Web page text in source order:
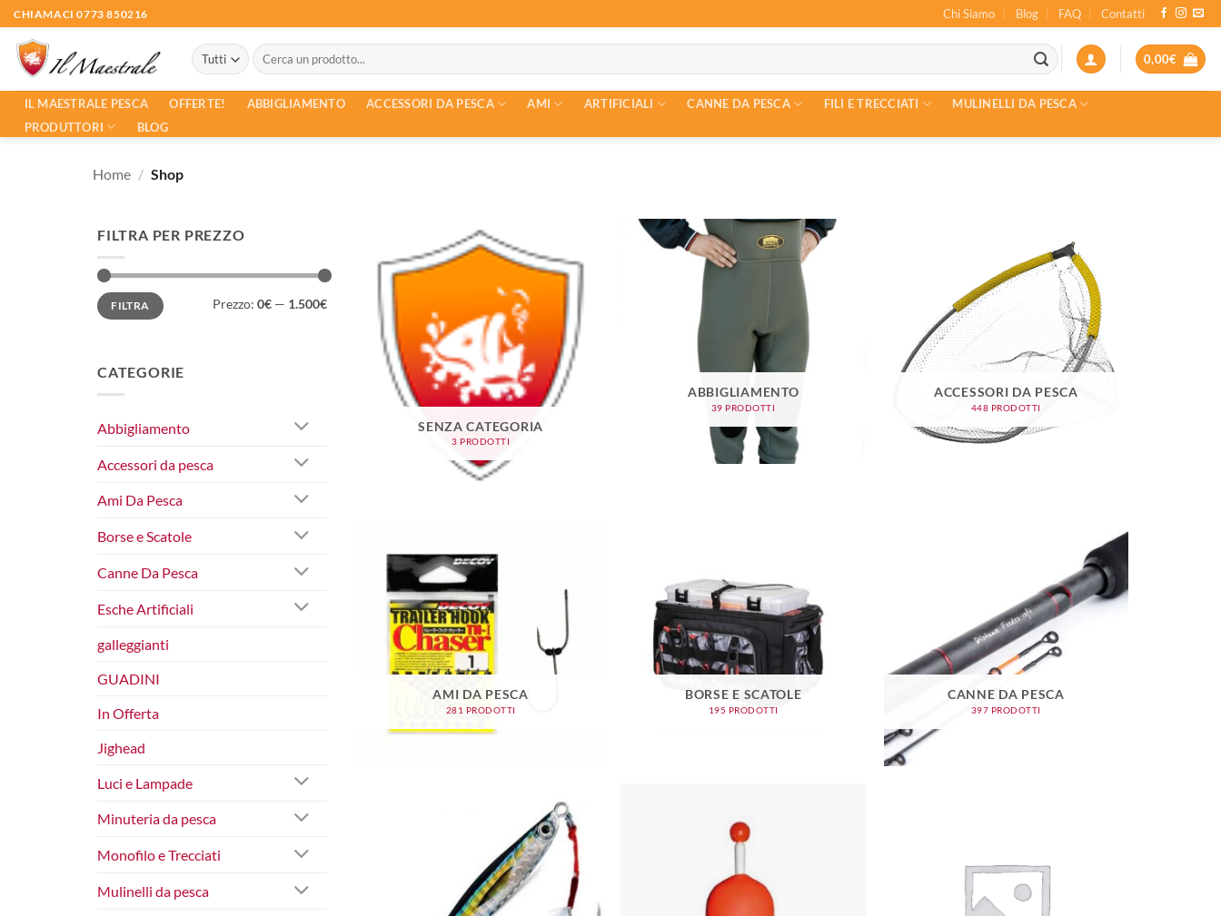
Salta
ai
contenuti
CHIAMACI 0773 850216 Chi Siamo Blog FAQ Contatti
Cerca:
0,00€
IL MAESTRALE PESCA OFFERTE! ABBIGLIAMENTO ACCESSORI DA PESCA AMI ARTIFICIALI CANNE DA PESCA FILI E TRECCIATI
MULINELLI DA PESCA
PRODUTTORI
BLOG
Home / Shop
FILTRA PER PREZZO
Prezzo
Min
Prezzo
MaxFILTRA Prezzo: 0€— 1.500€
CATEGORIE
Abbigliamento
Accessori da pesca
Ami Da Pesca
Borse e Scatole
Canne Da Pesca
Esche Artificiali
galleggianti
GUADINI
In Offerta
Jighead
Luci e Lampade
Minuteria da pesca
Monofilo e Trecciati
Mulinelli da pesca
SENZA CATEGORIA
3 PRODOTTI
ABBIGLIAMENTO
39 PRODOTTI
ACCESSORI DA PESCA
448 PRODOTTI
AMI DA PESCA
281 PRODOTTI
BORSE E SCATOLE
195 PRODOTTI
CANNE DA PESCA
397 PRODOTTI